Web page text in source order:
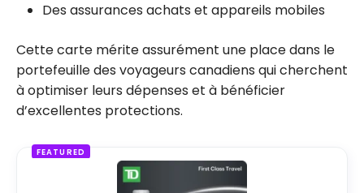
Des assurances achats et appareils mobiles
Cette carte mérite assurément une place dans le
portefeuille des voyageurs canadiens qui cherchent
à optimiser leurs dépenses et à bénéficier
d’excellentes protections.
FEATURED